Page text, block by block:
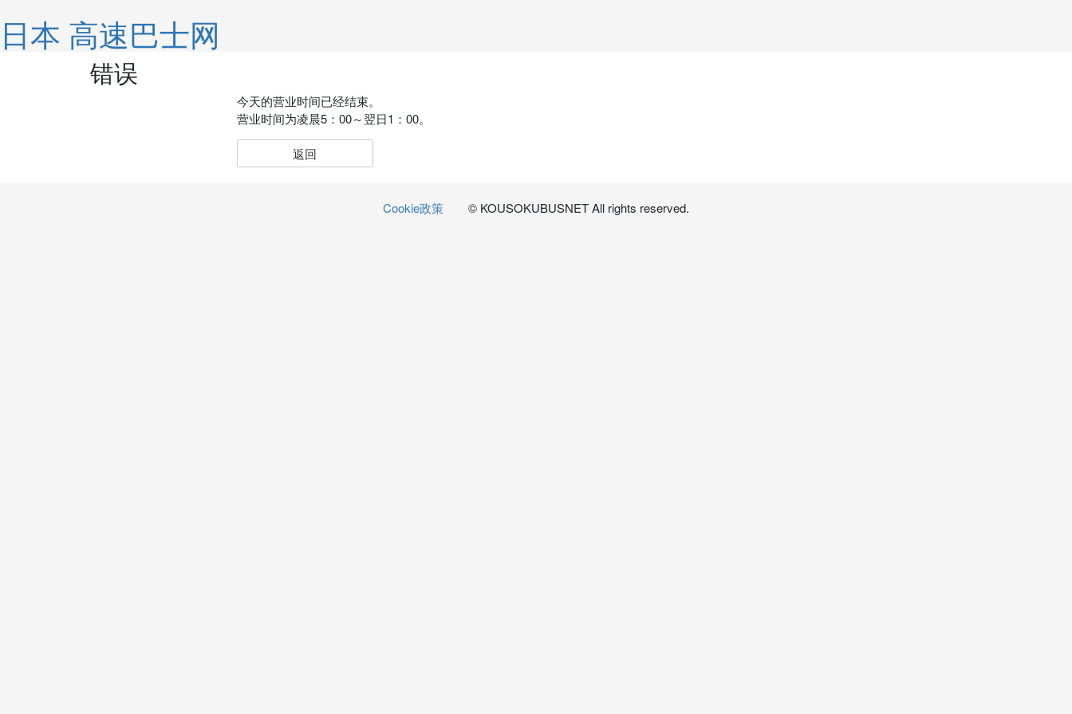
日本 高速巴士网
错误
今天的营业时间已经结束。
营业时间为凌晨5：00～翌日1：00。
返回
Cookie政策 © KOUSOKUBUSNET All rights reserved.